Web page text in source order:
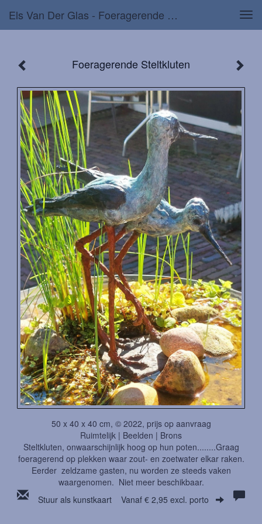
Els Van Der Glas - Foeragerende Steltkluten
Foeragerende Steltkluten
50 x 40 x 40 cm, © 2022, prijs op aanvraag
Ruimtelijk | Beelden | Brons
Steltkluten, onwaarschijnlijk hoog op hun poten........Graag
foeragerend op plekken waar zout- en zoetwater elkar raken.
Eerder zeldzame gasten, nu worden ze steeds vaken
waargenomen. Niet meer beschikbaar.
Stuur als kunstkaart Vanaf € 2,95 excl. porto